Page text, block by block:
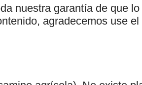
nuestra garantía de que
agradecemos use